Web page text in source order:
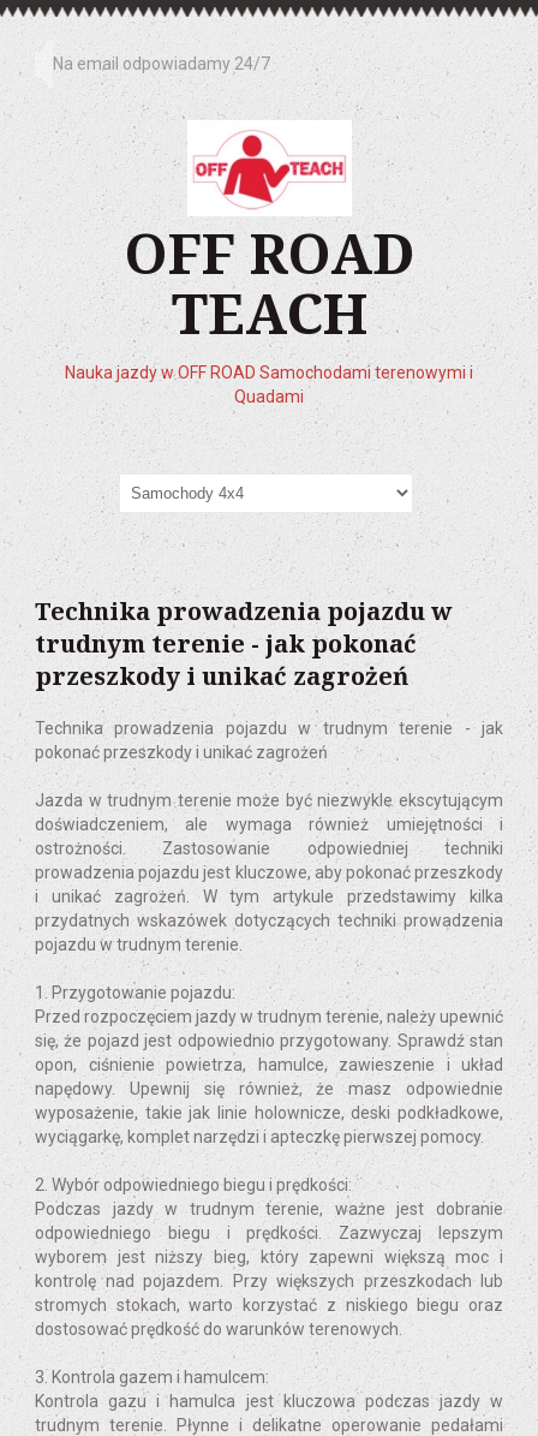
Na email odpowiadamy 24/7
OFF ROAD
TEACH
Nauka jazdy w OFF ROAD Samochodami terenowymi i
Quadami
Technika prowadzenia pojazdu w
trudnym terenie - jak pokonać
przeszkody i unikać zagrożeń
Technika prowadzenia pojazdu w trudnym terenie - jak
pokonać przeszkody i unikać zagrożeń
Jazda w trudnym terenie może być niezwykle ekscytującym
doświadczeniem, ale wymaga również umiejętności i
ostrożności. Zastosowanie odpowiedniej techniki
prowadzenia pojazdu jest kluczowe, aby pokonać przeszkody
i unikać zagrożeń. W tym artykule przedstawimy kilka
przydatnych wskazówek dotyczących techniki prowadzenia
pojazdu w trudnym terenie.
1. Przygotowanie pojazdu:
Przed rozpoczęciem jazdy w trudnym terenie, należy upewnić
się, że pojazd jest odpowiednio przygotowany. Sprawdź stan
opon, ciśnienie powietrza, hamulce, zawieszenie i układ
napędowy. Upewnij się również, że masz odpowiednie
wyposażenie, takie jak linie holownicze, deski podkładkowe,
wyciągarkę, komplet narzędzi i apteczkę pierwszej pomocy.
2. Wybór odpowiedniego biegu i prędkości:
Podczas jazdy w trudnym terenie, ważne jest dobranie
odpowiedniego biegu i prędkości. Zazwyczaj lepszym
wyborem jest niższy bieg, który zapewni większą moc i
kontrolę nad pojazdem. Przy większych przeszkodach lub
stromych stokach, warto korzystać z niskiego biegu oraz
dostosować prędkość do warunków terenowych.
3. Kontrola gazem i hamulcem:
Kontrola gazu i hamulca jest kluczowa podczas jazdy w
trudnym terenie. Płynne i delikatne operowanie pedałami